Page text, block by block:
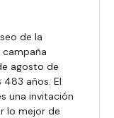
de la
agosto de
483 años. El
una invitación
lo mejor de